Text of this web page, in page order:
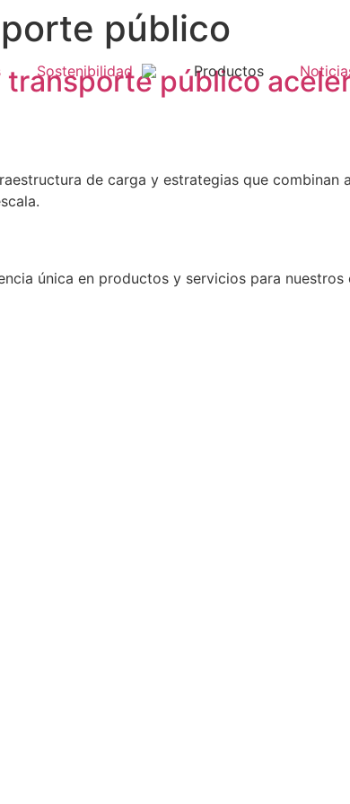
Sostenibilidad Productos
público
público
de carga y estrategias que
única en productos y servicios para